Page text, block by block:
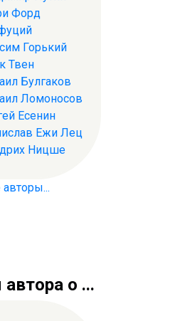
Форд
Горький
Твен
Булгаков
Ломоносов
Есенин
Ежи Лец
Ницше
авторы...
о ...